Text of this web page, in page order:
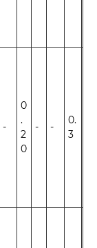
-
0
.
2
0
- -
0.
3